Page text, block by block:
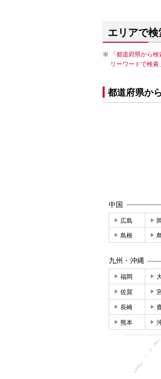
エリアで検
「都道府県から
リーワードで検索
都道府県か
中国
広島
島根
九州・沖縄
福岡
佐賀
長崎
熊本